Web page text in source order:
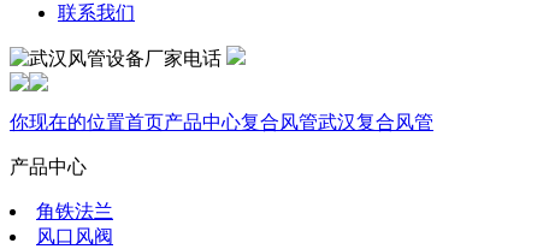
联系我们
你现在的位置首页产品中心复合风管武汉复合风管
产品中心
角铁法兰
风口风阀